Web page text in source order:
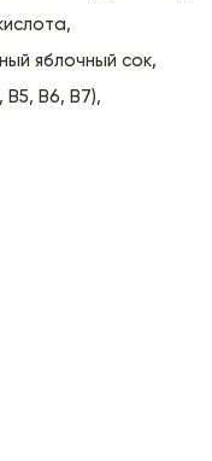
яблочный сок,
B6, B7),